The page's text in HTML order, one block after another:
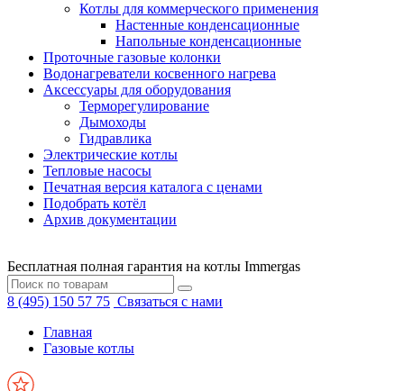
Котлы для коммерческого применения
Настенные конденсационные
Напольные конденсационные
Проточные газовые колонки
Водонагреватели косвенного нагрева
Аксессуары для оборудования
Терморегулирование
Дымоходы
Гидравлика
Электрические котлы
Тепловые насосы
Печатная версия каталога с ценами
Подобрать котёл
Архив документации
Бесплатная полная гарантия на котлы Immergas
8 (495) 150 57 75 Связаться с нами
Главная
Газовые котлы